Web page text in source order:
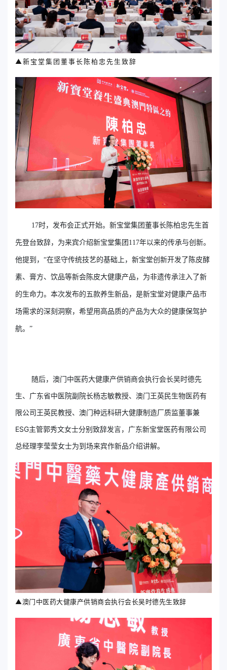
▲新宝堂集团董事长陈柏忠先生致辞
17时，发布会正式开始。新宝堂集团董事长陈柏忠先生首
先登台致辞，为来宾介绍新宝堂集团117年以来的传承与创新。
他提到，“在坚守传统技艺的基础上，新宝堂创新开发了陈皮酵
素、膏方、饮品等新会陈皮大健康产品，为非遗传承注入了新
的生命力。本次发布的五款养生新品，是新宝堂对健康产品市
场需求的深刻洞察，希望用高品质的产品为大众的健康保驾护
航。”
随后，澳门中医药大健康产供销商会执行会长吴时德先
生、广东省中医院副院长杨志敏教授、澳门王英民生物医药有
限公司王英民教授、澳门种远科研大健康制造厂质监董事兼
ESG主管郭秀文女士分别致辞发言，广东新宝堂医药有限公司
总经理李莹莹女士为到场来宾作新品介绍讲解。
▲澳门中医药大健康产供销商会执行会长吴时德先生致辞